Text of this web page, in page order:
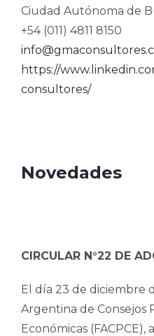
Ciudad Autónoma de
+54 (011) 4811 8150
https://
consultores/
Novedades
CIRCULAR N°22 DE
El día 23 de diciembre
Argentina de Consejos
Económicas